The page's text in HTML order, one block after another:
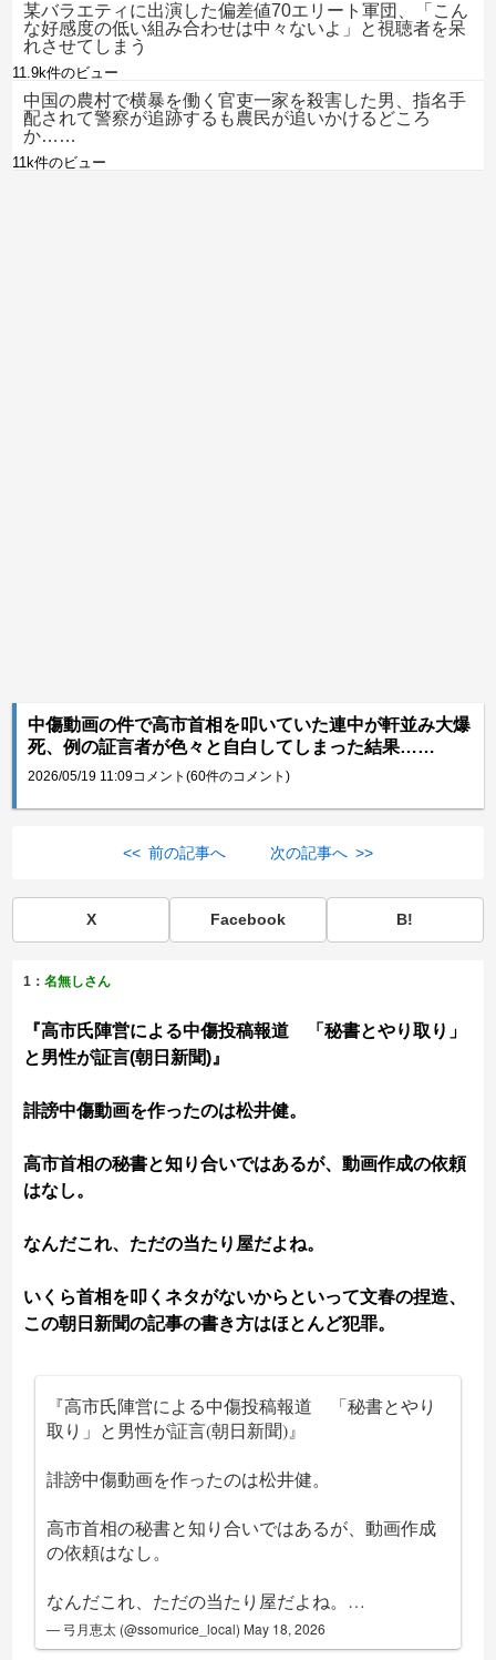
某バラエティに出演した偏差値70エリート軍団、「こん
な好感度の低い組み合わせは中々ないよ」と視聴者を呆
れさせてしまう
11.9k件のビュー
中国の農村で横暴を働く官吏一家を殺害した男、指名手
配されて警察が追跡するも農民が追いかけるどころ
か……
11k件のビュー
中傷動画の件で高市首相を叩いていた連中が軒並み大爆
死、例の証言者が色々と自白してしまった結果……
2026/05/19 11:09コメント(60件のコメント)
<< 前の記事へ 次の記事へ >>
X Facebook B!
1：名無しさん
『高市氏陣営による中傷投稿報道 「秘書とやり取り」
と男性が証言(朝日新聞)』
誹謗中傷動画を作ったのは松井健。
高市首相の秘書と知り合いではあるが、動画作成の依頼
はなし。
なんだこれ、ただの当たり屋だよね。
いくら首相を叩くネタがないからといって文春の捏造、
この朝日新聞の記事の書き方はほとんど犯罪。
『高市氏陣営による中傷投稿報道 「秘書とやり
取り」と男性が証言(朝日新聞)』
誹謗中傷動画を作ったのは松井健。
高市首相の秘書と知り合いではあるが、動画作成
の依頼はなし。
なんだこれ、ただの当たり屋だよね。…
— 弓月恵太 (@ssomurice_local) May 18, 2026